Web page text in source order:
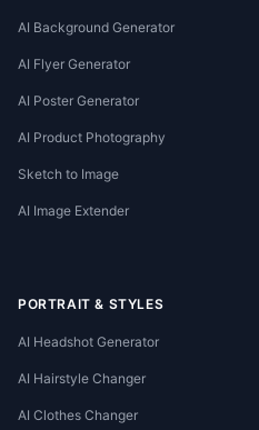
AI Background Generator
AI Flyer Generator
AI Poster Generator
AI Product Photography
Sketch to Image
AI Image Extender
PORTRAIT & STYLES
AI Headshot Generator
AI Hairstyle Changer
AI Clothes Changer